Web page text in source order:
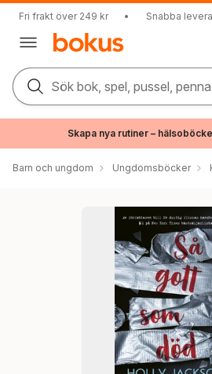
Fri frakt över 249 kr • Snabba
Sök bok, spel, pussel,
Skapa nya rutiner –
Barn och ungdom Ungdomsböcker